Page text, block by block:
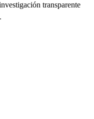
transparente